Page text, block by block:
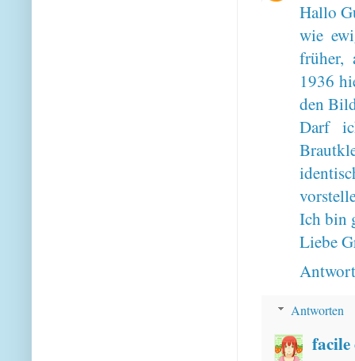
Hallo
wie
früher,
1936
den
Darf
Ich bin
Liebe
Antworten
facile